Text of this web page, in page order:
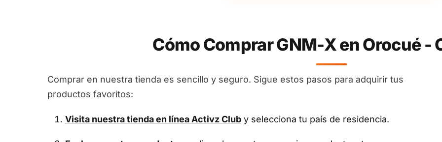
Cómo Comprar GNM-X en Orocué -
Comprar en nuestra tienda es sencillo y seguro. Sigue estos pasos para adquirir tus
productos favoritos:
Visita nuestra tienda en línea Activz Cluby selecciona tu país de residencia.